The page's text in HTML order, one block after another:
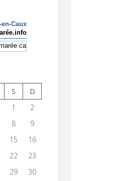
S
D
1
2
8
9
15
16
22
23
29
30